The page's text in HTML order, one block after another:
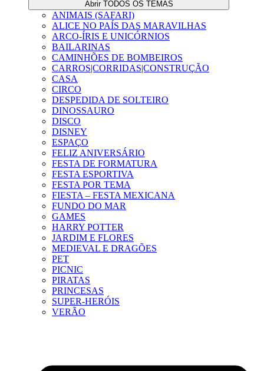
Abrir TODOS OS TEMAS
ANIMAIS (SAFARI)
ALICE NO PAÍS DAS MARAVILHAS
ARCO-ÍRIS E UNICÓRNIOS
BAILARINAS
CAMINHÕES DE BOMBEIROS
CARROS|CORRIDAS|CONSTRUÇÃO
CASA
CIRCO
DESPEDIDA DE SOLTEIRO
DINOSSAURO
DISCO
DISNEY
ESPAÇO
FELIZ ANIVERSÁRIO
FESTA DE FORMATURA
FESTA ESPORTIVA
FESTA POR TEMA
FIESTA – FESTA MEXICANA
FUNDO DO MAR
GAMES
HARRY POTTER
JARDIM E FLORES
MEDIEVAL E DRAGÕES
PET
PICNIC
PIRATAS
PRINCESAS
SUPER-HERÓIS
VERÃO